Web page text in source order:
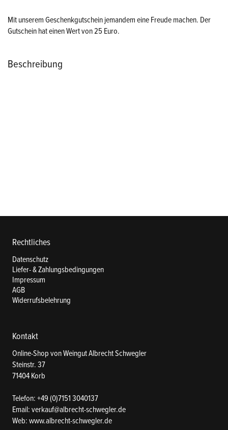
Mit unserem Geschenkgutschein jemandem eine Freude machen. Der
Gutschein hat einen Wert von 25 Euro.
Beschreibung
Rechtliches
Datenschutz
Liefer- & Zahlungsbedingungen
Impressum
AGB
Widerrufsbelehrung
Kontakt
Online-Shop von Weingut Albrecht Schwegler
Steinstr. 37
71404 Korb
Telefon: +49 (0)7151 3040137
Email: verkauf@albrecht-schwegler.de
Web: www.albrecht-schwegler.de